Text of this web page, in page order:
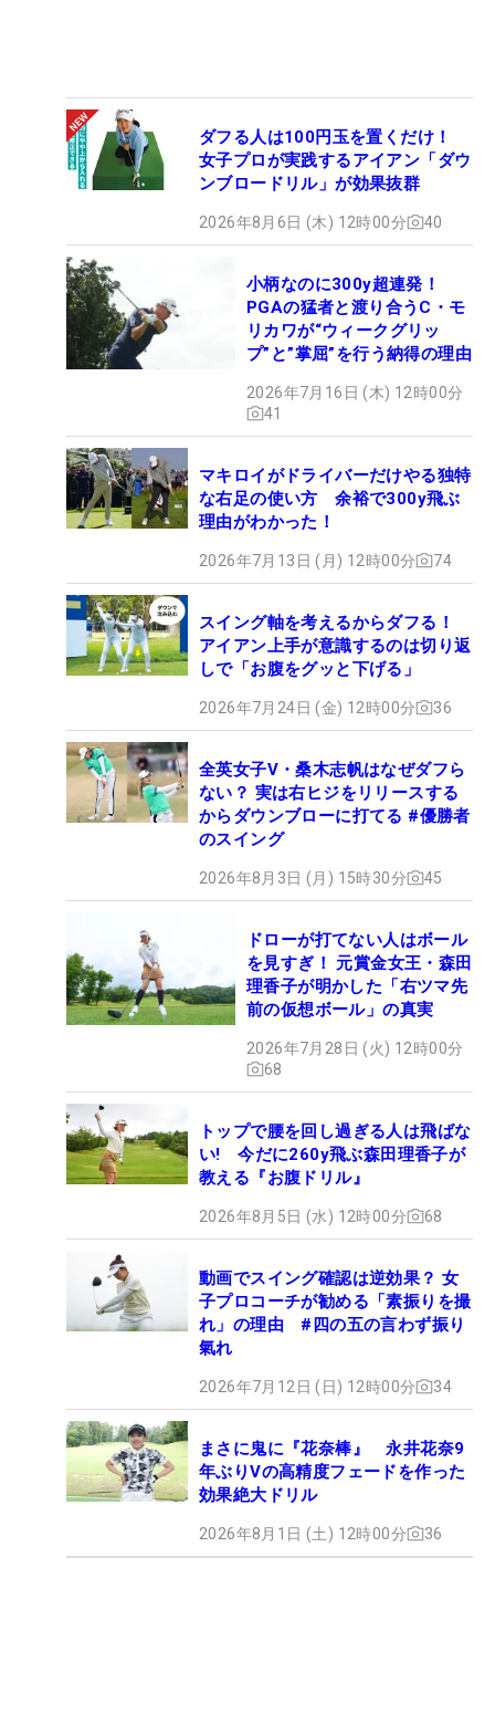
ダフる人は100円玉を置くだけ！
女子プロが実践するアイアン「ダウ
ンブロードリル」が効果抜群
2026年8月6日 (木) 12時00分 40
小柄なのに300y超連発！
PGAの猛者と渡り合うC・モ
リカワが“ウィークグリッ
プ”と”掌屈”を行う納得の理由
2026年7月16日 (木) 12時00分
41
マキロイがドライバーだけやる独特
な右足の使い方 余裕で300y飛ぶ
理由がわかった！
2026年7月13日 (月) 12時00分 74
スイング軸を考えるからダフる！
アイアン上手が意識するのは切り返
しで「お腹をグッと下げる」
2026年7月24日 (金) 12時00分 36
全英女子V・桑木志帆はなぜダフら
ない？ 実は右ヒジをリリースする
からダウンブローに打てる #優勝者
のスイング
2026年8月3日 (月) 15時30分 45
ドローが打てない人はボール
を見すぎ！ 元賞金女王・森田
理香子が明かした「右ツマ先
前の仮想ボール」の真実
2026年7月28日 (火) 12時00分
68
トップで腰を回し過ぎる人は飛ばな
い! 今だに260y飛ぶ森田理香子が
教える『お腹ドリル』
2026年8月5日 (水) 12時00分 68
動画でスイング確認は逆効果？ 女
子プロコーチが勧める「素振りを撮
れ」の理由 #四の五の言わず振り
氣れ
2026年7月12日 (日) 12時00分 34
まさに鬼に『花奈棒』 永井花奈9
年ぶりVの高精度フェードを作った
効果絶大ドリル
2026年8月1日 (土) 12時00分 36